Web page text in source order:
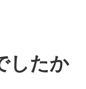
したか